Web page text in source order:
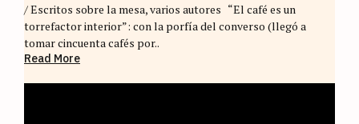
/ Escritos sobre la mesa, varios autores “El café es un
torrefactor interior”: con la porfía del converso (llegó a
tomar cincuenta cafés por..
Read More